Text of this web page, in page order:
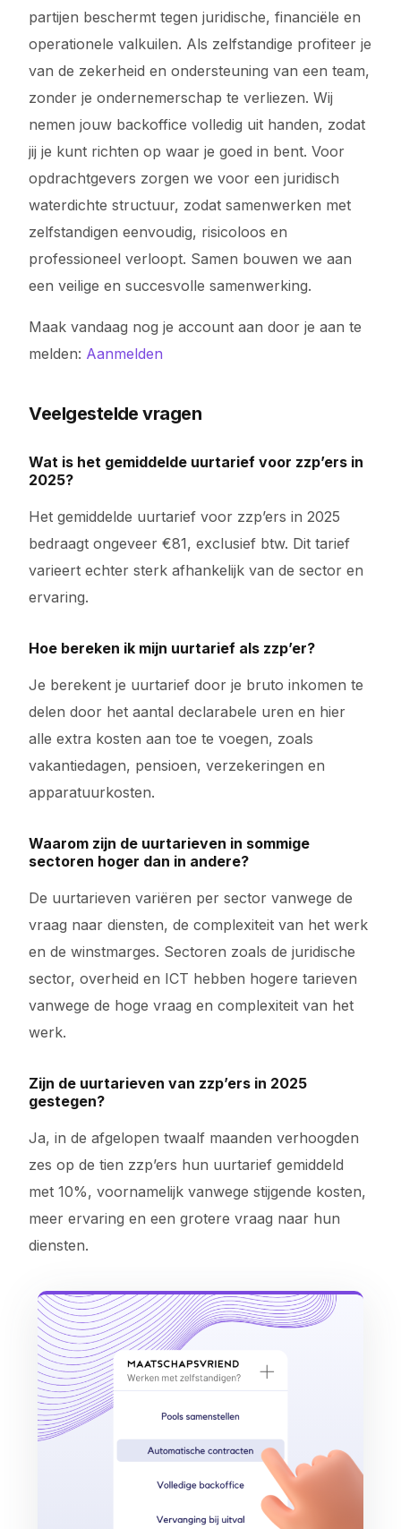
partijen beschermt tegen juridische, financiële en
operationele valkuilen. Als zelfstandige profiteer je
van de zekerheid en ondersteuning van een team,
zonder je ondernemerschap te verliezen. Wij
nemen jouw backoffice volledig uit handen, zodat
jij je kunt richten op waar je goed in bent. Voor
opdrachtgevers zorgen we voor een juridisch
waterdichte structuur, zodat samenwerken met
zelfstandigen eenvoudig, risicoloos en
professioneel verloopt. Samen bouwen we aan
een veilige en succesvolle samenwerking.
Maak vandaag nog je account aan door je aan te
melden: Aanmelden
Veelgestelde vragen
Wat is het gemiddelde uurtarief voor zzp’ers in
2025?
Het gemiddelde uurtarief voor zzp’ers in 2025
bedraagt ongeveer €81, exclusief btw. Dit tarief
varieert echter sterk afhankelijk van de sector en
ervaring.
Hoe bereken ik mijn uurtarief als zzp’er?
Je berekent je uurtarief door je bruto inkomen te
delen door het aantal declarabele uren en hier
alle extra kosten aan toe te voegen, zoals
vakantiedagen, pensioen, verzekeringen en
apparatuurkosten.
Waarom zijn de uurtarieven in sommige
sectoren hoger dan in andere?
De uurtarieven variëren per sector vanwege de
vraag naar diensten, de complexiteit van het werk
en de winstmarges. Sectoren zoals de juridische
sector, overheid en ICT hebben hogere tarieven
vanwege de hoge vraag en complexiteit van het
werk.
Zijn de uurtarieven van zzp’ers in 2025
gestegen?
Ja, in de afgelopen twaalf maanden verhoogden
zes op de tien zzp’ers hun uurtarief gemiddeld
met 10%, voornamelijk vanwege stijgende kosten,
meer ervaring en een grotere vraag naar hun
diensten.